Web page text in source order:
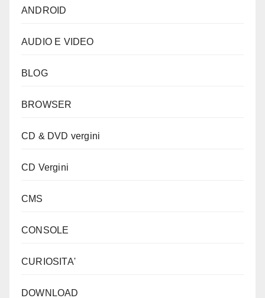
ANDROID
AUDIO E VIDEO
BLOG
BROWSER
CD & DVD vergini
CD Vergini
CMS
CONSOLE
CURIOSITA'
DOWNLOAD